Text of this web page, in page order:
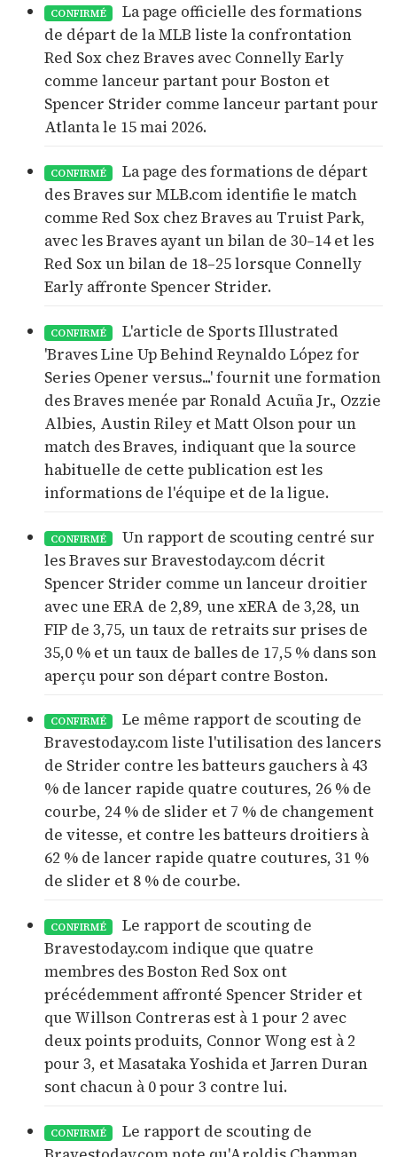
CONFIRMÉ
La page officielle des formations
de départ de la MLB liste la confrontation
Red Sox chez Braves avec Connelly Early
comme lanceur partant pour Boston et
Spencer Strider comme lanceur partant pour
Atlanta le 15 mai 2026.
CONFIRMÉ
La page des formations de départ
des Braves sur MLB.com identifie le match
comme Red Sox chez Braves au Truist Park,
avec les Braves ayant un bilan de 30–14 et les
Red Sox un bilan de 18–25 lorsque Connelly
Early affronte Spencer Strider.
CONFIRMÉ
L'article de Sports Illustrated
'Braves Line Up Behind Reynaldo López for
Series Opener versus...' fournit une formation
des Braves menée par Ronald Acuña Jr., Ozzie
Albies, Austin Riley et Matt Olson pour un
match des Braves, indiquant que la source
habituelle de cette publication est les
informations de l'équipe et de la ligue.
CONFIRMÉ
Un rapport de scouting centré sur
les Braves sur Bravestoday.com décrit
Spencer Strider comme un lanceur droitier
avec une ERA de 2,89, une xERA de 3,28, un
FIP de 3,75, un taux de retraits sur prises de
35,0 % et un taux de balles de 17,5 % dans son
aperçu pour son départ contre Boston.
CONFIRMÉ
Le même rapport de scouting de
Bravestoday.com liste l'utilisation des lancers
de Strider contre les batteurs gauchers à 43
% de lancer rapide quatre coutures, 26 % de
courbe, 24 % de slider et 7 % de changement
de vitesse, et contre les batteurs droitiers à
62 % de lancer rapide quatre coutures, 31 %
de slider et 8 % de courbe.
CONFIRMÉ
Le rapport de scouting de
Bravestoday.com indique que quatre
membres des Boston Red Sox ont
précédemment affronté Spencer Strider et
que Willson Contreras est à 1 pour 2 avec
deux points produits, Connor Wong est à 2
pour 3, et Masataka Yoshida et Jarren Duran
sont chacun à 0 pour 3 contre lui.
CONFIRMÉ
Le rapport de scouting de